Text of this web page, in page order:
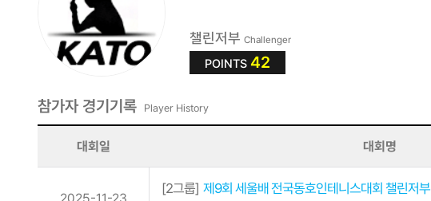
챌린저부 Challenger
POINTS 42
참가자 경기기록 Player History
대회일 대회명
[2그룹] 제9회 세울배 전국동호인테니스대회 챌린저부